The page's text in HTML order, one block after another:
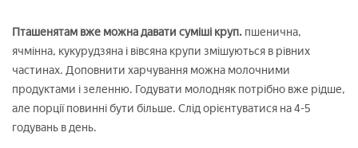
Пташенятам вже можна давати суміші круп. пшенична,
ячмінна, кукурудзяна і вівсяна крупи змішуються в рівних
частинах. Доповнити харчування можна молочними
продуктами і зеленню. Годувати молодняк потрібно вже рідше,
але порції повинні бути більше. Слід орієнтуватися на 4-5
годувань в день.